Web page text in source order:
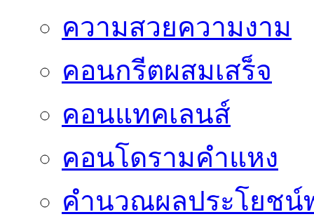
ความสวยความงาม
คอนกรีตผสมเสร็จ
คอนแทคเลนส์
คอนโดรามคำแหง
คำนวณผลประโยชน์